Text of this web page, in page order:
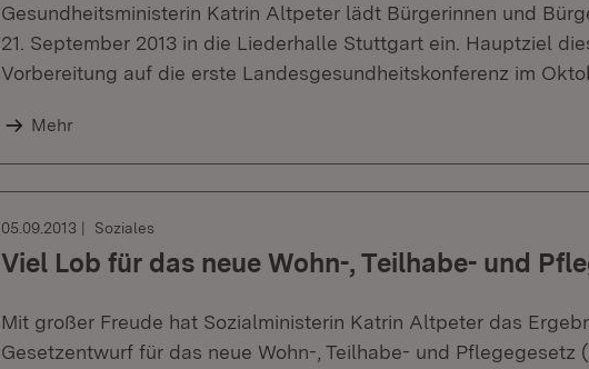
Gesundheitsministerin Katrin Altpeter lädt Bürgerinnen und
21. September 2013 in die Liederhalle Stuttgart ein. Hauptziel
Vorbereitung auf die erste Landesgesundheitskonferenz im
Mehr
05.09.2013 Soziales
Viel Lob für das neue Wohn-, Teilhabe- und
Mit großer Freude hat Sozialministerin Katrin Altpeter das
Gesetzentwurf für das neue Wohn-, Teilhabe- und Pflegegesetz